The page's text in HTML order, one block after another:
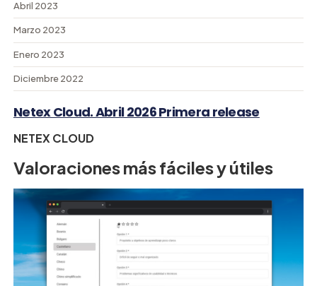
Netex Cloud. Abril 2026 Primera release
NETEX CLOUD
Valoraciones más fáciles y útiles
Abril 2023
Marzo 2023
Enero 2023
Diciembre 2022